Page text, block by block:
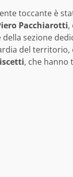
toccante è
Pacchiarotti,
sezione
del
, che hanno